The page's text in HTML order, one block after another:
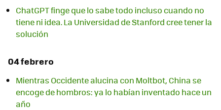
ChatGPT finge que lo sabe todo incluso cuando no
tiene ni idea. La Universidad de Stanford cree tener la
solución
04 febrero
Mientras Occidente alucina con Moltbot, China se
encoge de hombros: ya lo habían inventado hace un
año